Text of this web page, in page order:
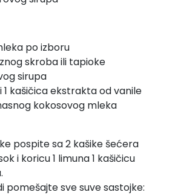
po izboru
skroba ili tapioke
sirupa
1 kašičica ekstrakta od vanile
kokosovog mleka
pospite sa 2 kašike šećera
i koricu 1 limuna 1 kašičicu
pomešajte sve suve sastojke: